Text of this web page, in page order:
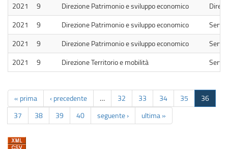
2021
9 Direzione Patrimonio e sviluppo economico
2021
9 Direzione Patrimonio e sviluppo economico
2021
9 Direzione Patrimonio e sviluppo economico
2021
9 Direzione Territorio e mobilità
« prima ‹ precedente … 32 33 34 35
36
37
38 39 40 seguente › ultima »